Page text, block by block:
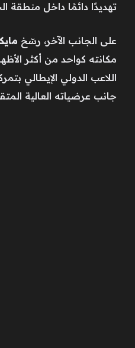
تهديدًا دائمًا داخل منطقة
على الجانب الآخر، رسّخ
مكانته كواحد من أكثر
اللاعب الدولي الإيطالي
جانب عرضياته العالية